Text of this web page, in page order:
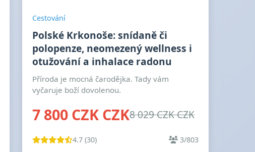
Cestování
Polské Krkonoše: snídaně či
polopenze, neomezený wellness i
otužování a inhalace radonu
Příroda je mocná čarodějka. Tady vám
vyčaruje boží dovolenou.
7 800 CZK CZK8 029 CZK CZK
4.7 (30) 3/803